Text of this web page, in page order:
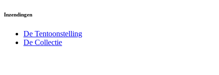
Inzendingen
De Tentoonstelling
De Collectie